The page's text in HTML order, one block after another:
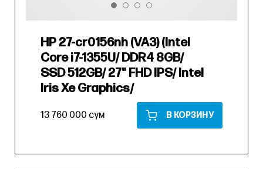
HP 27-cr0156nh (VA3) (Intel
Core i7-1355U/ DDR4 8GB/
SSD 512GB/ 27" FHD IPS/ Intel
Iris Xe Graphics/
13 760 000 сум В КОРЗИНУ